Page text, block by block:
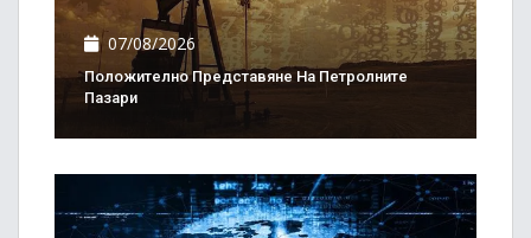
07/08/2026
Положително Представяне На Петролните
Пазари